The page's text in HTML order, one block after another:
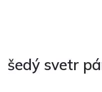
šedý svetr